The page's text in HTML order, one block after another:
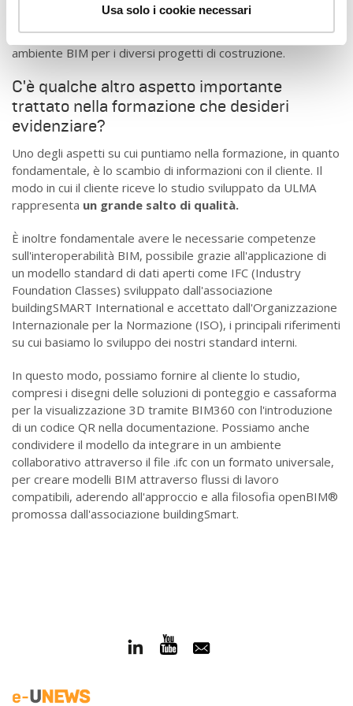
Usa solo i cookie necessari
degli impegni assunti da ciascun partecipante. In ULMA,
sensibilizziamo sull'uso e sui benefici di lavorare in un
ambiente BIM per i diversi progetti di costruzione.
C'è qualche altro aspetto importante
trattato nella formazione che desideri
evidenziare?
Uno degli aspetti su cui puntiamo nella formazione, in quanto
fondamentale, è lo scambio di informazioni con il cliente. Il
modo in cui il cliente riceve lo studio sviluppato da ULMA
rappresenta un grande salto di qualità.
È inoltre fondamentale avere le necessarie competenze
sull'interoperabilità BIM, possibile grazie all'applicazione di
un modello standard di dati aperti come IFC (Industry
Foundation Classes) sviluppato dall'associazione
buildingSMART International e accettato dall'Organizzazione
Internazionale per la Normazione (ISO), i principali riferimenti
su cui basiamo lo sviluppo dei nostri standard interni.
In questo modo, possiamo fornire al cliente lo studio,
compresi i disegni delle soluzioni di ponteggio e cassaforma
per la visualizzazione 3D tramite BIM360 con l'introduzione
di un codice QR nella documentazione. Possiamo anche
condividere il modello da integrare in un ambiente
collaborativo attraverso il file .ifc con un formato universale,
per creare modelli BIM attraverso flussi di lavoro
compatibili, aderendo all'approccio e alla filosofia openBIM®
promossa dall'associazione buildingSmart.